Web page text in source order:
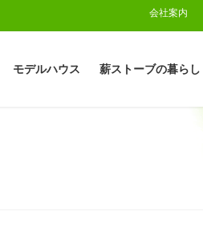
会社案内
モデルハウス 薪ストーブの暮らし